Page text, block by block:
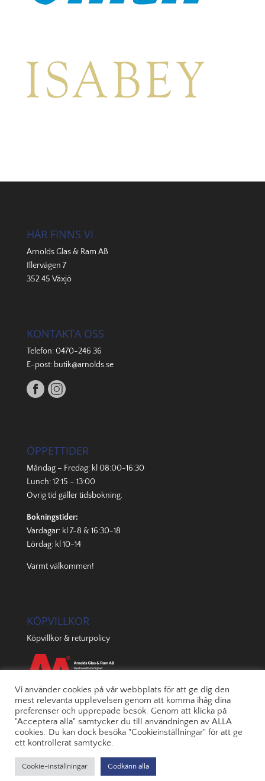
HÄR FINNS VI
Arnolds Glas & Ram AB
Illervägen 7
352 45 Växjö
KONTAKTA OSS
Telefon:0470-246 36
E-post: butik@arnolds.se
ÖPPETTIDER
Måndag – Fredag: kl 08:00-16:30
Lunch: 12:15 – 13:00
Övrig tid gällertidsbokning.
Bokningstider:
Vardagar: kl 7-8 & 16:30-18
Lördag: kl 10-14
Varmt välkommen!
KÖPVILLKOR
Köpvillkor & returpolicy
© 2022 Arnolds | Byggd av
Vi använder cookies på vår webbplats för att ge dig den
mest relevanta upplevelsen genom att komma ihåg dina
preferenser och upprepade besök. Genom att klicka på
"Acceptera alla" samtycker du till användningen av ALLA
cookies. Du kan dock besöka "Cookieinställningar" för att ge
ett kontrollerat samtycke.
Cookie-inställningar Godkänn alla